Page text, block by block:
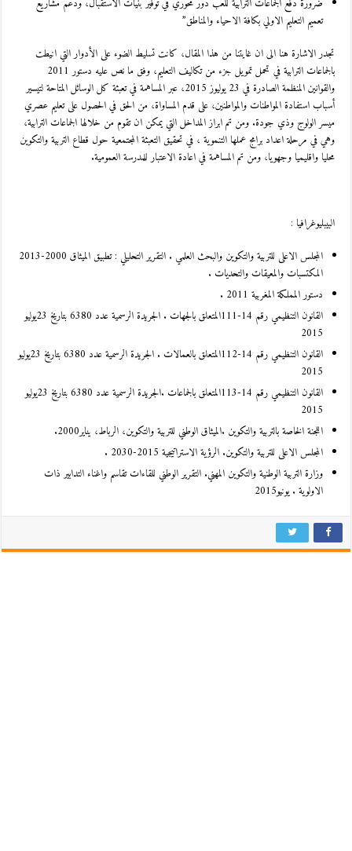
تعميم التعليم الاولي بكافة الاحياء والمناطق”
تجدر الاشارة هنا الى ان غايتنا من هذا المقال، كانت تسليط الضوء على الأدوار التي انيطت
بالجماعات الترابية في تحمل تمويل جزء من تكاليف التعليم، وفق ما نص عليه دستور 2011
والقوانين المنظمة الصادرة في 23 يوليوز 2015، عبر المساهمة في تعبئة كل الوسائل المتاحة لتيسير
أسباب استفادة المواطنات والمواطنين، على قدم المساواة، من الحق في الحصول على تعليم عصري
ميسر الولوج وذي جودة. ومن تم ابراز المداخل التي يمكن ان تقوم من خلالها الجماعات الترابية،
وهي في مرحلة اعداد برامج عملها التنموية ، في تحقيق التعبئة المجتمعية حول قطاع التربية والتكوين
محليا واقليميا وجهويا، ومن تم المساهمة في اعادة الاعتبار للمدرسة العمومية.
البيبليوغرافيا :
المجلس الاعلى للتربية والتكوين والبحث العلمي . التقرير التحليلي : تطبيق الميثاق 2000-2013
المكتسبات والمعيقات والتحديات .
دستور المملكة المغربية 2011 .
القانون التنظيمي رقم 14-111المتعلق بالجهات . الجريدة الرسمية عدد 6380 بتاريخ 23يوليو
2015
القانون التنظيمي رقم 14-112المتعلق بالعمالات . الجريدة الرسمية عدد 6380 بتاريخ 23يوليو
2015
القانون التنظيمي رقم 14-113المتعلق بالجماعات .الجريدة الرسمية عدد 6380 بتاريخ 23يوليو
2015
اللجنة الخاصة بالتربية والتكوين .الميثاق الوطني للتربية والتكوين، الرباط، يناير2000.
المجلس الاعلى للتربية والتكوين. الرؤية الاستراتيجية 2015-2030 .
وزارة التربية الوطنية والتكوين المهني. التقرير الوطني للقاءات تقاسم واغناء التدابير ذات
الاولوية . يونيو2015